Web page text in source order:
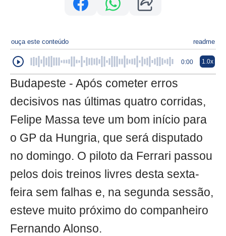
ouça este conteúdo readme
0:00 1.0x
Budapeste - Após cometer erros
decisivos nas últimas quatro corridas,
Felipe Massa teve um bom início para
o GP da Hungria, que será disputado
no domingo. O piloto da Ferrari passou
pelos dois treinos livres desta sexta-
feira sem falhas e, na segunda sessão,
esteve muito próximo do companheiro
Fernando Alonso.